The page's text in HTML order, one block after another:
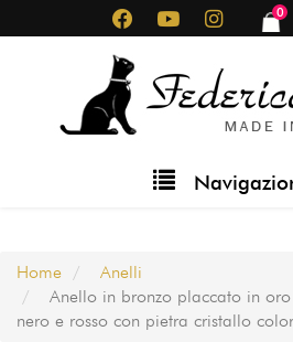
al
0
items
Home
Anelli
Anello in bronzo placcato in
nero e rosso con pietra cristallo